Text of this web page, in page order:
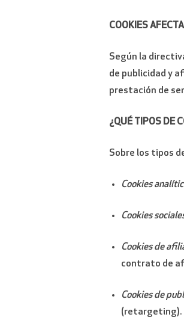
COOKIES
Según la
de publicidad y
prestación de
¿QUÉ TIPOS DE
Sobre los tipos
Cookies
Cookies
Cookies de
contrato de
Cookies de
(retargeting).